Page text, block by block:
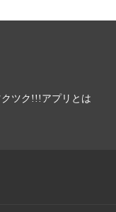
クツク!!!アプリとは